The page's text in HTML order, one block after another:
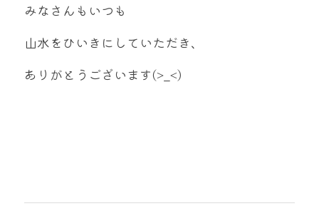
みなさんもいつも
山水をひいきにしていただき、
ありがとうございます(>_<)